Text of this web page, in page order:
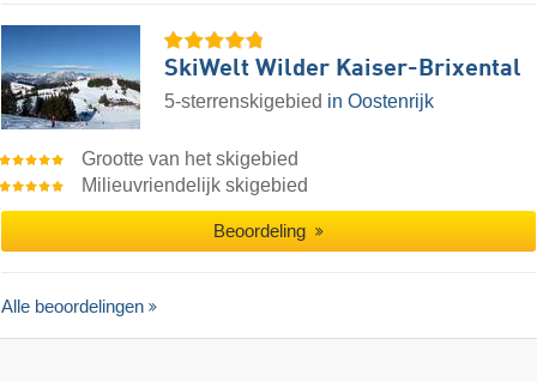
SkiWelt Wilder Kaiser-Brixental
5-sterrenskigebied in Oostenrijk
Grootte van het skigebied
Milieuvriendelijk skigebied
Beoordeling
Alle beoordelingen